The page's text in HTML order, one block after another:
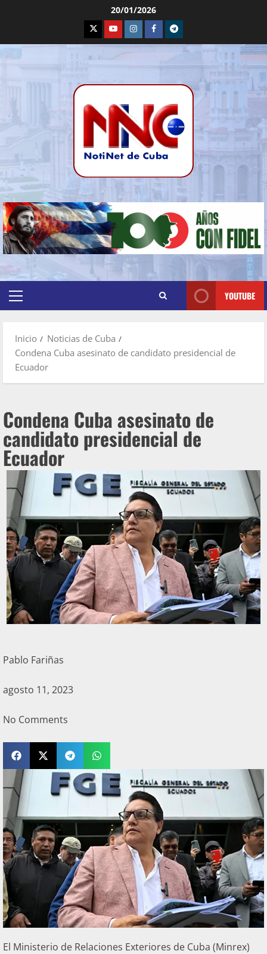
20/01/2026
YOUTUBE
Inicio
Noticias de Cuba
Condena Cuba asesinato de candidato presidencial de
Ecuador
Condena Cuba asesinato de
candidato presidencial de
Ecuador
Pablo Fariñas
agosto 11, 2023
No Comments
El Ministerio de Relaciones Exteriores de Cuba (Minrex)